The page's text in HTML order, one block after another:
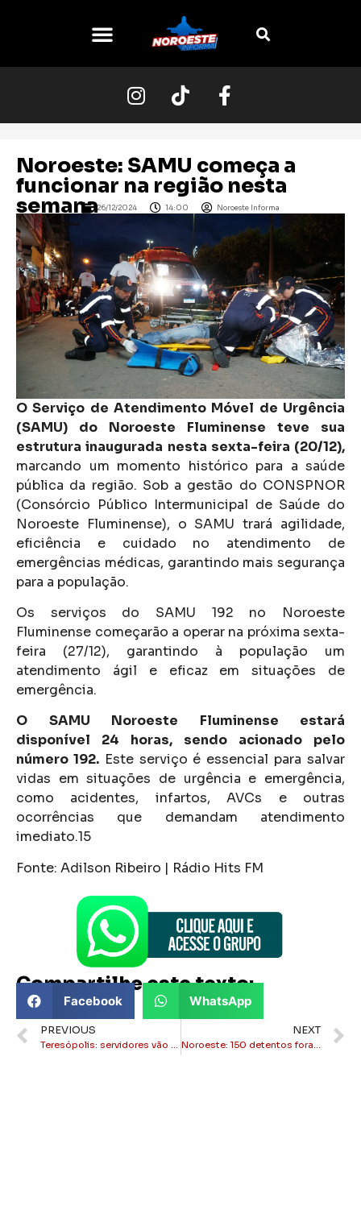
Noroeste: SAMU começa a
funcionar na região nesta
semana26/12/2024 14:00 Noroeste Informa
O Serviço de Atendimento Móvel de Urgência
(SAMU) do Noroeste Fluminense teve sua
estrutura inaugurada nesta sexta-feira (20/12),
marcando um momento histórico para a saúde
pública da região. Sob a gestão do CONSPNOR
(Consórcio Público Intermunicipal de Saúde do
Noroeste Fluminense), o SAMU trará agilidade,
eficiência e cuidado no atendimento de
emergências médicas, garantindo mais segurança
para a população.
Os serviços do SAMU 192 no Noroeste
Fluminense começarão a operar na próxima sexta-
feira (27/12), garantindo à população um
atendimento ágil e eficaz em situações de
emergência.
O SAMU Noroeste Fluminense estará
disponível 24 horas, sendo acionado pelo
número 192.Este serviço é essencial para salvar
vidas em situações de urgência e emergência,
como acidentes, infartos, AVCs e outras
ocorrências que demandam atendimento
imediato.15
Fonte: Adilson Ribeiro | Rádio Hits FM
Compartilhe este texto:
Facebook WhatsApp
PREVIOUS
Teresópolis: servidores vão protestar em comércio do prefeito
NEXT
Noroeste: 150 detentos foram liberados para “saidinha de natal”